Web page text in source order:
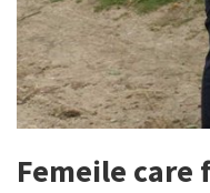
Femeile care